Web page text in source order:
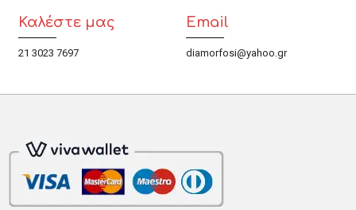
Καλέστε μας
21 3023 7697
Email
diamorfosi@yahoo.gr